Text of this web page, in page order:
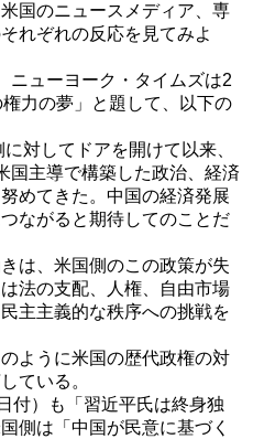
国のニュースメディア、専
れぞれの反応を見てみよ
ニューヨーク・タイムズは2
力の夢」と題して、以下の
対してドアを開けて以来、
国主導で構築した政治、経済
めてきた。中国の経済発展
ながると期待してのことだ
は、米国側のこの政策が失
法の支配、人権、自由市場
主主義的な秩序への挑戦を
ように米国の歴代政権の対
ている。
付）も「習近平氏は終身独
側は「中国が民意に基づく